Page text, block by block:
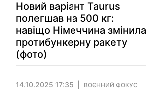
Новий варіант Taurus
полегшав на 500 кг:
навіщо Німеччина змінила
протибункерну ракету
(фото)
14.10.2025 17:35 ВОЄННИЙ ФОКУС